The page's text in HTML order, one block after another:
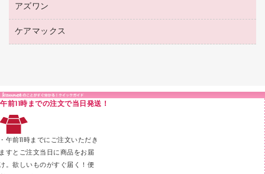
クリヤーホルダー
クリヤーブック（差替式）
クリヤーブック（固定式）
Ｚ式ファイル
２穴リフィル・２穴インデックス
紙めくり
裁断機
印章用品
ラベル類
メンディングテープ
ディスプレイ用品
カウンター／お会計用品
高島屋（食品・飲料）
カウネットギフト（食品・飲料）
建築・作業用品
アズワン
医療・介護用品（食品・飲料・食添製品）
ケアマックス
午前11時までの注文で当日発送！
午前11時までにご注文いただき
すとご注文当日に商品をお届
。欲しいものがすぐ届く！便